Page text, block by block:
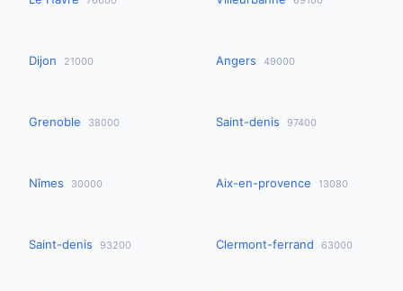
Dijon 21000 Angers 49000
Grenoble 38000 Saint-denis 97400
Nîmes 30000 Aix-en-provence 13080
Saint-denis 93200 Clermont-ferrand 63000